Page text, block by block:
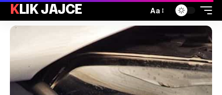
KLIK JAJCE Aa